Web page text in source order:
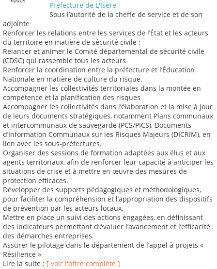
Préfecture de L'Isère
Sous l’autorité de la cheffe de service et de son
adjointe
Renforcer les relations entre les services de l’État et les acteurs
du territoire en matière de sécurité civile :
Relancer et animer le Comité départemental de sécurité civile
(CDSC) qui rassemble tous les acteurs
Renforcer la coordination entre la préfecture et l’Éducation
Nationale en matière de culture du risque.
Accompagner les collectivités territoriales dans la montée en
compétence et la planification des risques
Accompagner les collectivités dans l’élaboration et la mise à jour
de leurs documents stratégiques, notamment Plans communaux
et intercommunaux de sauvegarde (PCS/PICS), Documents
d’Information Communaux sur les Risques Majeurs (DICRIM), en
lien avec les sous-préfectures.
Organiser des sessions de formation adaptées aux élus et aux
agents territoriaux, afin de renforcer leur capacité à anticiper les
situations de crise et à mettre en œuvre des mesures de
protection efficaces.
Développer des supports pédagogiques et méthodologiques,
pour faciliter la compréhension et l’appropriation des dispositifs
de prévention par les acteurs locaux.
Mettre en place un suivi des actions engagées, en définissant
des indicateurs permettant d’évaluer l’avancement et l’efficacité
des démarches entreprises.
Assurer le pilotage dans le département de l’appel à projets «
Résilience »
Lire la suite : [ voir l'offre complète ]